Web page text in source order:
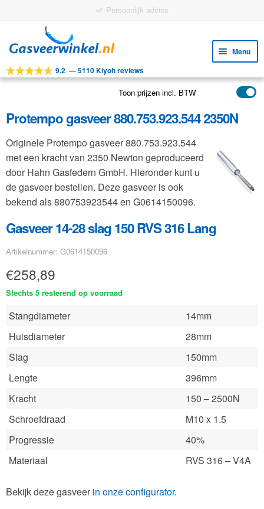
door
navigatie
naar
inhoud
Menu
Tools
Toepassingen
Klantenservice
FAQ
9.2 —5110 Kiyoh reviews
Toon prijzen incl. BTW
Protempo gasveer 880.753.923.544 2350N
Originele Protempo gasveer 880.753.923.544
met een kracht van 2350 Newton geproduceerd
door Hahn Gasfedern GmbH. Hieronder kunt u
de gasveer bestellen. Deze gasveer is ook
bekend als 880753923544 en G0614150096.
Gasveer 14-28 slag 150 RVS 316 Lang
Artikelnummer: G0614150096
€258,89
Slechts 5 resterend op voorraad
Stangdiameter
14mm
Huisdiameter
28mm
Slag
150mm
Lengte
396mm
Kracht
150 – 2500N
Schroefdraad
M10 x 1.5
Progressie
40%
Materiaal
RVS 316 – V4A
Bekijk deze gasveer in onze configurator.